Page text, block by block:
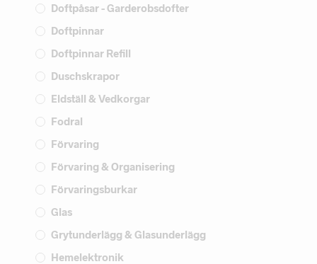
Doftpåsar - Garderobsdofter
Doftpinnar
Doftpinnar Refill
Duschskrapor
Eldställ & Vedkorgar
Fodral
Förvaring
Förvaring & Organisering
Förvaringsburkar
Glas
Grytunderlägg & Glasunderlägg
Hemelektronik